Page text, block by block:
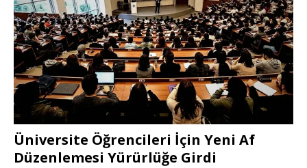
Üniversite Öğrencileri İçin Yeni Af
Düzenlemesi Yürürlüğe Girdi